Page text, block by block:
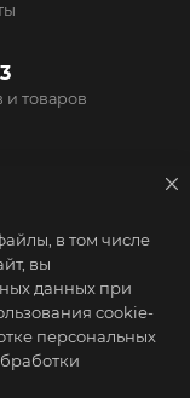
и товаров
15
образа жизни
в том числе
вы
данных при
cookie-
персональных